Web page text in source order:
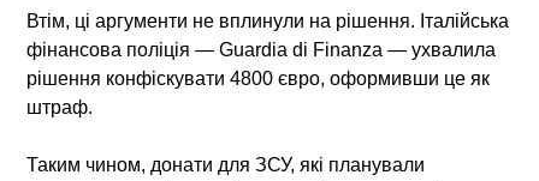
Втім, ці аргументи не вплинули на рішення. Італійська
фінансова поліція — Guardia di Finanza — ухвалила
рішення конфіскувати 4800 євро, оформивши це як
штраф.
Таким чином, донати для ЗСУ, які планували